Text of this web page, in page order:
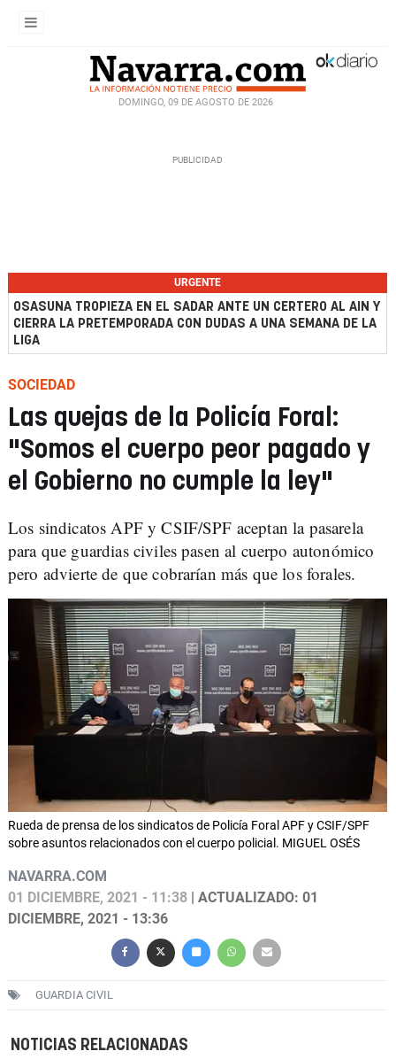
DOMINGO, 09 DE AGOSTO DE 2026
URGENTE
OSASUNA TROPIEZA EN EL SADAR ANTE UN CERTERO AL AIN Y
CIERRA LA PRETEMPORADA CON DUDAS A UNA SEMANA DE LA
LIGA
SOCIEDAD
Las quejas de la Policía Foral:
"Somos el cuerpo peor pagado y
el Gobierno no cumple la ley"
Los sindicatos APF y CSIF/SPF aceptan la pasarela
para que guardias civiles pasen al cuerpo autonómico
pero advierte de que cobrarían más que los forales.
Rueda de prensa de los sindicatos de Policía Foral APF y CSIF/SPF
sobre asuntos relacionados con el cuerpo policial. MIGUEL OSÉS
NAVARRA.COM
01 DICIEMBRE, 2021 - 11:38 | ACTUALIZADO: 01
DICIEMBRE, 2021 - 13:36
GUARDIA CIVIL
NOTICIAS RELACIONADAS